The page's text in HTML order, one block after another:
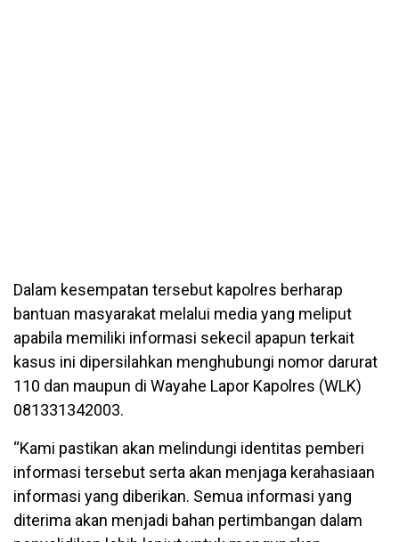
Dalam kesempatan tersebut kapolres berharap
bantuan masyarakat melalui media yang meliput
apabila memiliki informasi sekecil apapun terkait
kasus ini dipersilahkan menghubungi nomor darurat
110 dan maupun di Wayahe Lapor Kapolres (WLK)
081331342003.
“Kami pastikan akan melindungi identitas pemberi
informasi tersebut serta akan menjaga kerahasiaan
informasi yang diberikan. Semua informasi yang
diterima akan menjadi bahan pertimbangan dalam